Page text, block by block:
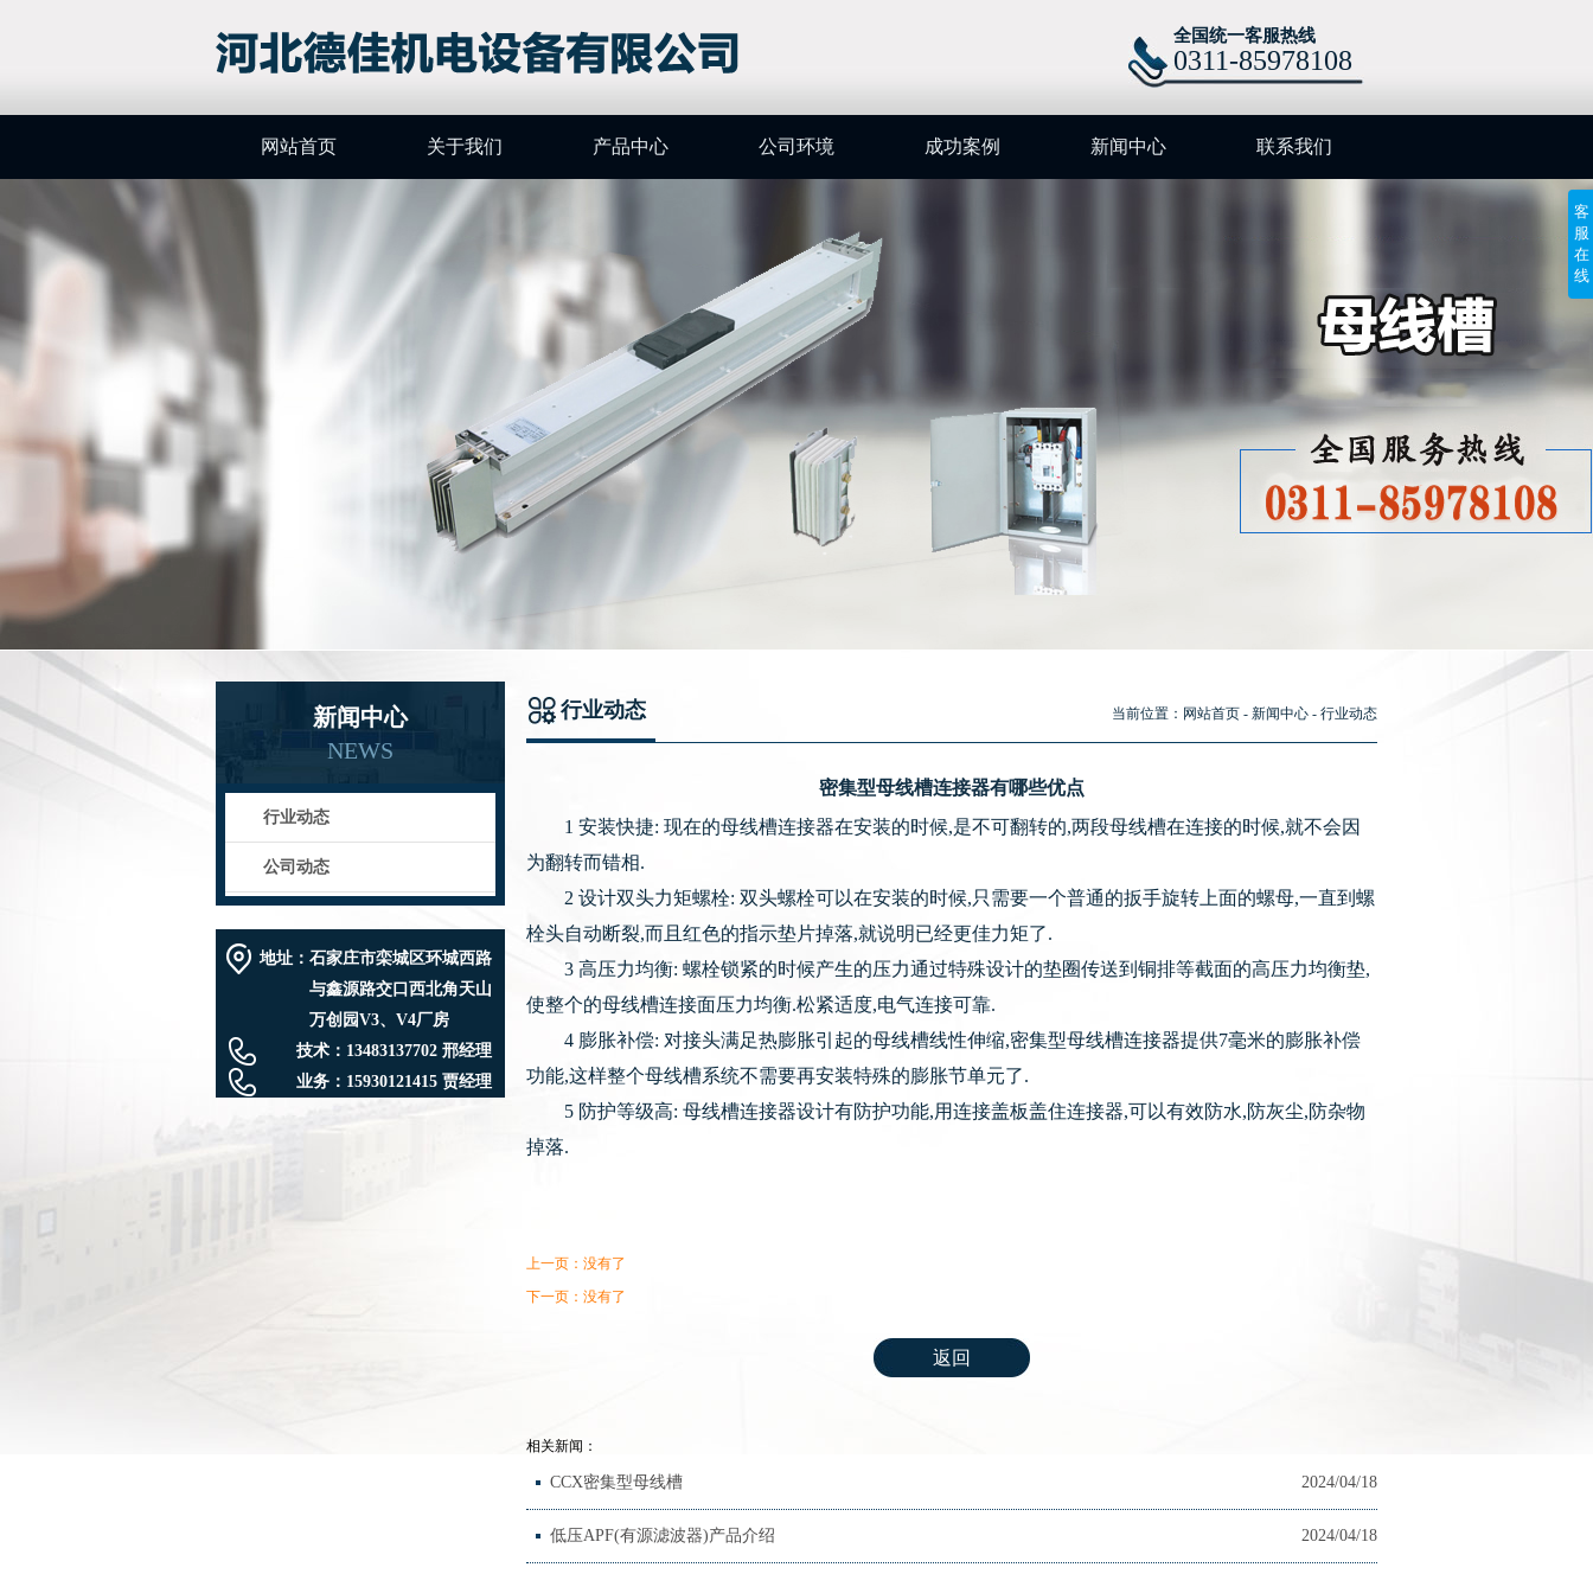
全国统一客服热线
0311-85978108
网站首页 关于我们 产品中心 公司环境 成功案例 新闻中心 联系我们
新闻中心
NEWS
行业动态
公司动态
地址： 石家庄市栾城区环城西路
与鑫源路交口西北角天山
万创园V3、V4厂房
技术： 13483137702 邢经理
业务： 15930121415 贾经理
行业动态 当前位置： 网站首页 - 新闻中心 - 行业动态
密集型母线槽连接器有哪些优点
1 安装快捷: 现在的母线槽连接器在安装的时候,是不可翻转的,两段母线槽在连接的时候,就不会因
为翻转而错相.
2 设计双头力矩螺栓: 双头螺栓可以在安装的时候,只需要一个普通的扳手旋转上面的螺母,一直到螺
栓头自动断裂,而且红色的指示垫片掉落,就说明已经更佳力矩了.
3 高压力均衡: 螺栓锁紧的时候产生的压力通过特殊设计的垫圈传送到铜排等截面的高压力均衡垫,
使整个的母线槽连接面压力均衡.松紧适度,电气连接可靠.
4 膨胀补偿: 对接头满足热膨胀引起的母线槽线性伸缩,密集型母线槽连接器提供7毫米的膨胀补偿
功能,这样整个母线槽系统不需要再安装特殊的膨胀节单元了.
5 防护等级高: 母线槽连接器设计有防护功能,用连接盖板盖住连接器,可以有效防水,防灰尘,防杂物
掉落.
上一页：没有了
下一页：没有了
返回
相关新闻：
CCX密集型母线槽 2024/04/18
低压APF(有源滤波器)产品介绍 2024/04/18
客
服
在
线